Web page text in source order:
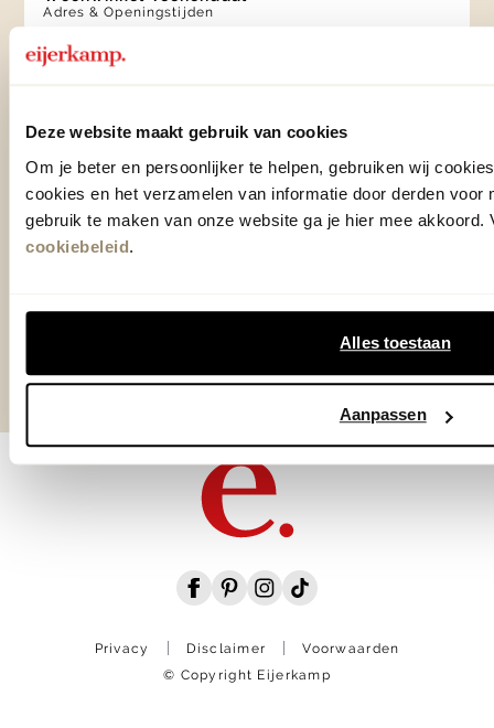
Deze website maakt gebruik van cookies
Om je beter en persoonlijker te helpen, gebruiken wij
cookies en het verzamelen van informatie door derden voor
gebruik te maken van onze website ga je hier mee akkoord.
cookiebeleid.
Alles toestaan
Aanpassen
Adres & Openingstijden
Outlet Zutphen
Klantenservice
Over Eijerkamp
TrustScore4.7| 15528 reviews
Privacy Disclaimer
Voorwaarden
© Copyright Eijerkamp